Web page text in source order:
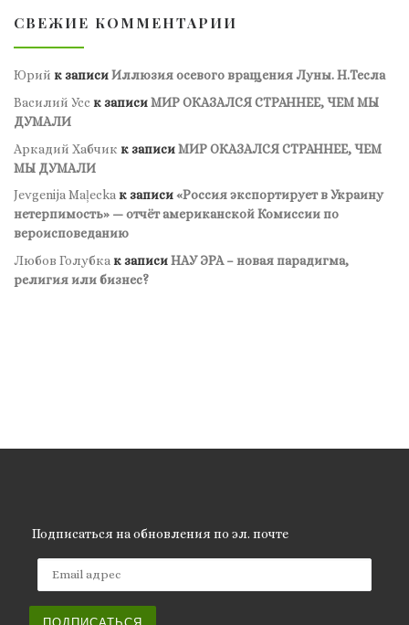
СВЕЖИЕ КОММЕНТАРИИ
Юрий к записиИллюзия осевого вращения Луны. Н.Тесла
Василий Усс к записиМИР ОКАЗАЛСЯ СТРАННЕЕ, ЧЕМ МЫ
ДУМАЛИ
Аркадий Хабчик к записиМИР ОКАЗАЛСЯ СТРАННЕЕ, ЧЕМ
МЫ ДУМАЛИ
Jevgenija Maļeckaк записи«Россия экспортирует в Украину
нетерпимость» — отчёт американской Комиссии по
вероисповеданию
Любов Голубка к записиНАУ ЭРА – новая парадигма,
религия или бизнес?
Подписаться на обновления по эл. почте